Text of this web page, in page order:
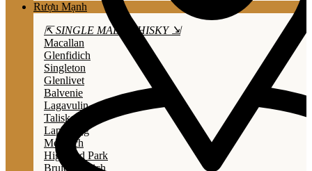
Rượu Mạnh
⇱ SINGLE MALT WHISKY ⇲
Macallan
Glenfidich
Singleton
Glenlivet
Balvenie
Lagavulin
Talisker
Laphroaig
Mortlach
Highland Park
Bruichladdich